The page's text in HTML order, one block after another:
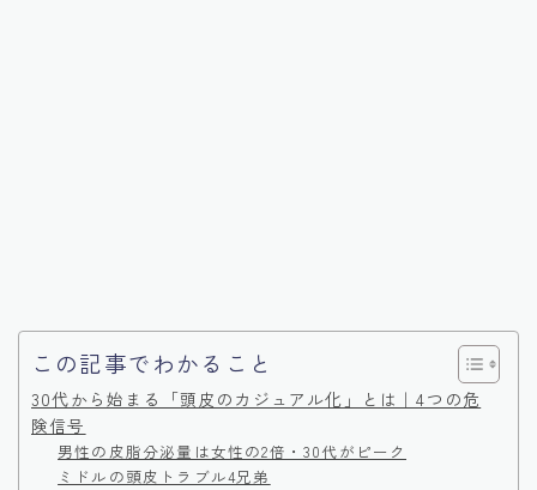
この記事でわかること
30代から始まる「頭皮のカジュアル化」とは｜4つの危
険信号
男性の皮脂分泌量は女性の2倍・30代がピーク
ミドルの頭皮トラブル4兄弟